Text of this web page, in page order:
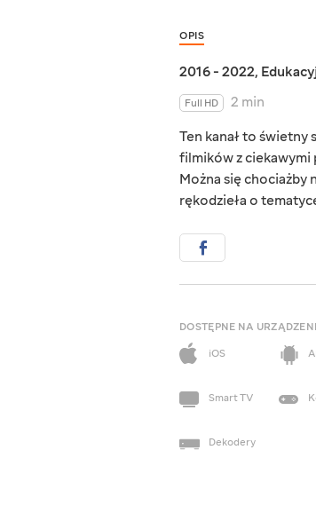
OPIS
2016 - 2022,
Full HD
2 min
Ten kanał to świetny
filmików z ciekawymi
Można się chociażby
rękodzieła o
DOSTĘPNE NA
iOS
Smart TV
Dekodery